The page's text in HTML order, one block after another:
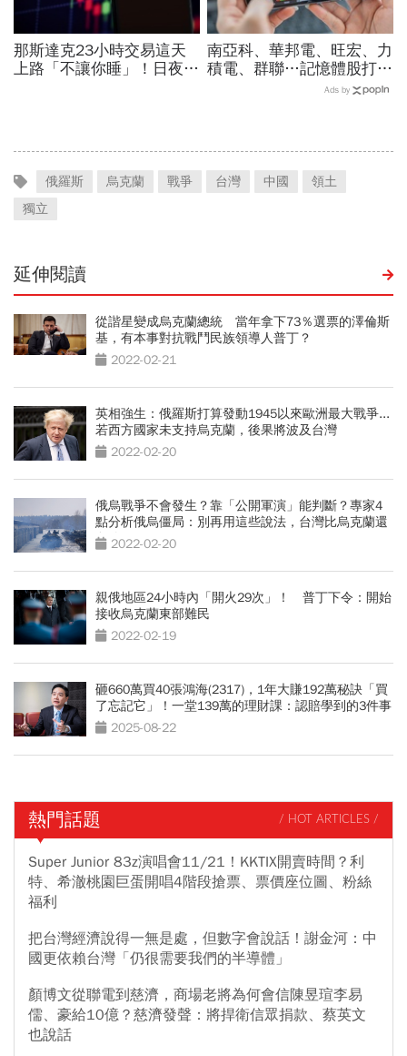
那斯達克23小時交易這天
上路「不讓你睡」！日夜盤
南亞科、華邦電、旺宏、力
積電、群聯…記憶體股打下
來能買？這2檔本益比外資
Ads by
俄羅斯 烏克蘭 戰爭 台灣 中國
領土
獨立
延伸閱讀
從諧星變成烏克蘭總統 當年拿下73％選票的澤倫斯
基，有本事對抗戰鬥民族領導人普丁？
2022-02-21
英相強生：俄羅斯打算發動1945以來歐洲最大戰爭...
若西方國家未支持烏克蘭，後果將波及台灣
2022-02-20
俄烏戰爭不會發生？靠「公開軍演」能判斷？專家4
點分析俄烏僵局：別再用這些說法，台灣比烏克蘭還
危險2022-02-20
親俄地區24小時內「開火29次」！ 普丁下令：開始
接收烏克蘭東部難民
2022-02-19
砸660萬買40張鴻海(2317)，1年大賺192萬秘訣「買
了忘記它」！一堂139萬的理財課：認賠學到的3件事
2025-08-22
熱門話題 / HOT ARTICLES /
Super Junior 83z演唱會11/21！KKTIX開賣時間？利
特、希澈桃園巨蛋開唱4階段搶票、票價座位圖、粉絲
福利
把台灣經濟說得一無是處，但數字會說話！謝金河：中
國更依賴台灣「仍很需要我們的半導體」
顏博文從聯電到慈濟，商場老將為何會信陳昱瑄李易
儒、豪給10億？慈濟發聲：將捍衛信眾捐款、蔡英文
也說話